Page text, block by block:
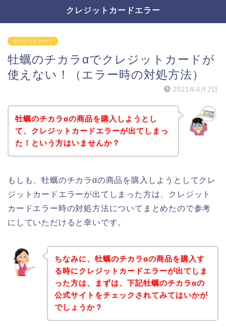
クレジットカードエラー
クレジットカード
牡蠣のチカラαでクレジットカードが
使えない！（エラー時の対処方法）
2021年4月2日
牡蠣のチカラαの商品を購入しようとし
て、クレジットカードエラーが出てしまっ
た！という方はいませんか？
もしも、牡蠣のチカラαの商品を購入しようとしてクレ
ジットカードエラーが出てしまった方は、クレジット
カードエラー時の対処方法についてまとめたので参考
にしていただけると幸いです。
ちなみに、牡蠣のチカラαの商品を購入す
る時にクレジットカードエラーが出てしま
った方は、まずは、下記牡蠣のチカラαの
公式サイトをチェックされてみてはいかが
でしょうか？